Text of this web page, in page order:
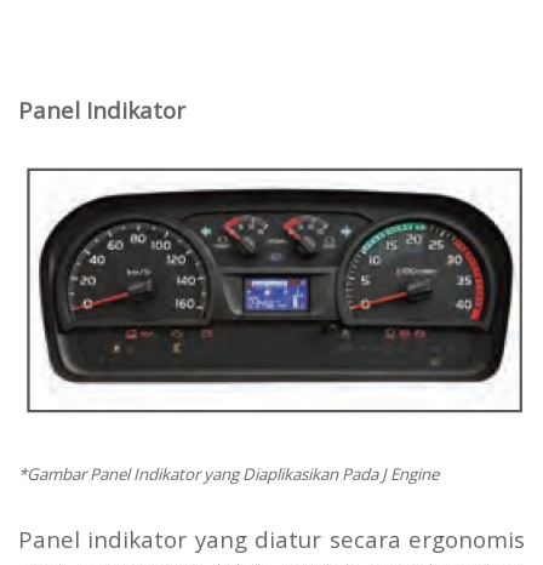
Panel Indikator
*Gambar Panel Indikator yang Diaplikasikan Pada J Engine
Panel indikator yang diatur secara ergonomis